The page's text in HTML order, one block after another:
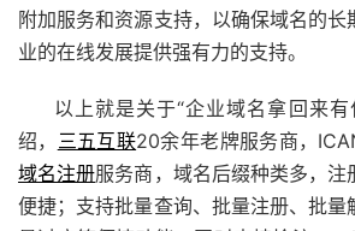
附加服务和资源支持，以确保域名的
业的在线发展提供强有力的支持。
以上就是关于“企业域名拿回来
绍，
三五互联20余年老牌服务商，
域名注册服务商，域名后缀种类多，注
便捷；支持批量查询、批量注册、批量